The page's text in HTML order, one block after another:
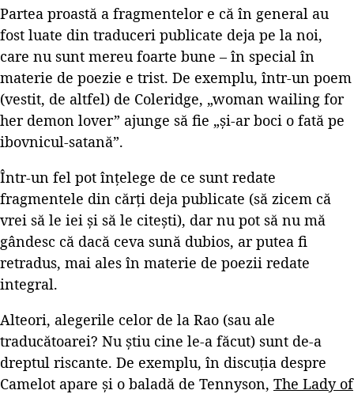
Partea proastă a fragmentelor e că în general au
fost luate din traduceri publicate deja pe la noi,
care nu sunt mereu foarte bune – în special în
materie de poezie e trist. De exemplu, într-un poem
(vestit, de altfel) de Coleridge, „woman wailing for
her demon lover” ajunge să fie „și-ar boci o fată pe
ibovnicul-satană”.
Într-un fel pot înțelege de ce sunt redate
fragmentele din cărți deja publicate (să zicem că
vrei să le iei și să le citești), dar nu pot să nu mă
gândesc că dacă ceva sună dubios, ar putea fi
retradus, mai ales în materie de poezii redate
integral.
Alteori, alegerile celor de la Rao (sau ale
traducătoarei? Nu știu cine le-a făcut) sunt de-a
dreptul riscante. De exemplu, în discuția despre
Camelot apare și o baladă de Tennyson, The Lady of